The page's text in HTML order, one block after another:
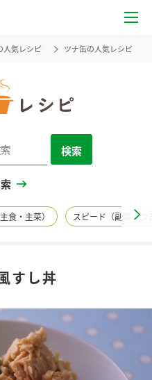
調味酢
人気レシピ ツナ缶の人気レシピ
検索
食・主菜） スピード（副菜・つ
すし丼